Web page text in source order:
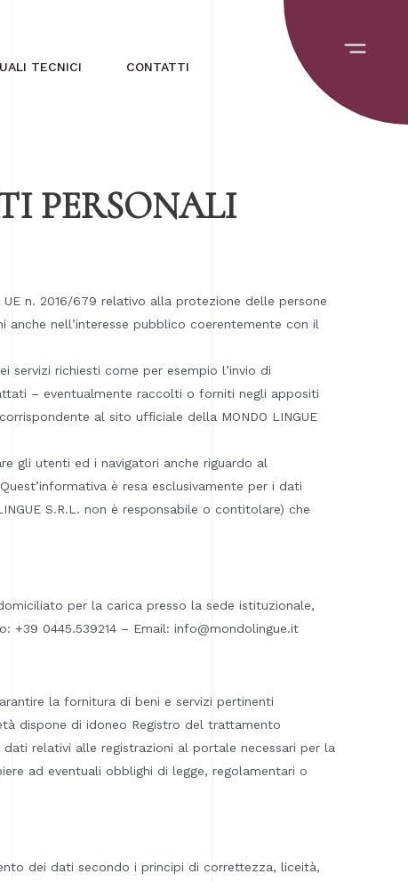
TECNICI CONTATTI
PERSONALI
n. 2016/679 relativo alla protezione delle persone
nell’interesse pubblico coerentemente con il
servizi richiesti come per esempio l’invio di
– eventualmente raccolti o forniti negli appositi
al sito ufficiale della MONDO LINGUE
gli utenti ed i navigatori anche riguardo al
è resa esclusivamente per i dati
S.R.L. non è responsabile o contitolare) che
per la carica presso la sede istituzionale,
+39 0445.539214 – Email: info@mondolingue.it
la fornitura di beni e servizi pertinenti
dispone di idoneo Registro del trattamento
relativi alle registrazioni al portale necessari per la
ad eventuali obblighi di legge, regolamentari o
dei dati secondo i principi di correttezza, liceità,